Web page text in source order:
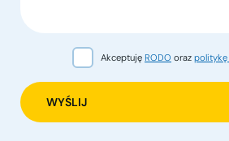
Akceptuję RODO oraz